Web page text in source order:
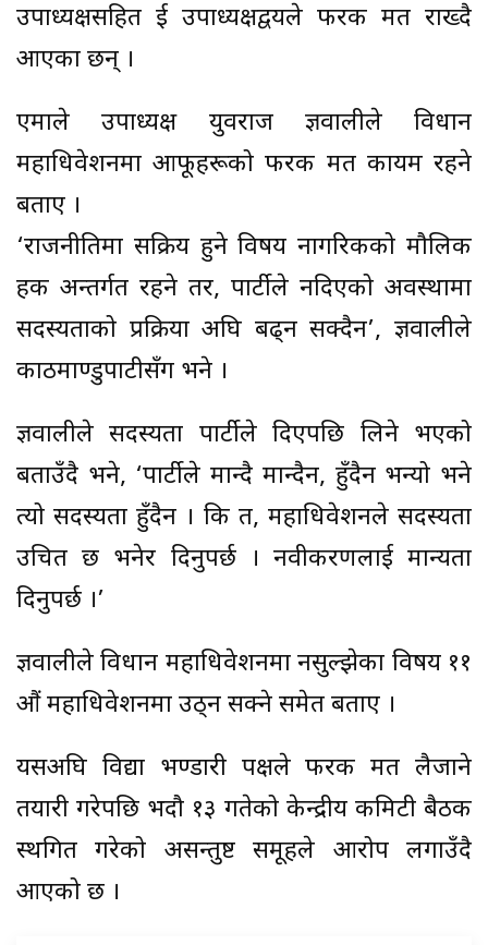
उपाध्यक्षसहित दुई उपाध्यक्षद्वयले फरक मत राख्दै
आएका छन् ।
एमाले उपाध्यक्ष युवराज ज्ञवालीले विधान
महाधिवेशनमा आफूहरूको फरक मत कायम रहने
बताए ।
‘राजनीतिमा सक्रिय हुने विषय नागरिकको मौलिक
हक अन्तर्गत रहने तर, पार्टीले नदिएको अवस्थामा
सदस्यताको प्रक्रिया अघि बढ्न सक्दैन’, ज्ञवालीले
काठमाण्डुपाटीसँग भने ।
ज्ञवालीले सदस्यता पार्टीले दिएपछि लिने भएको
बताउँदै भने, ‘पार्टीले मान्दै मान्दैन, हुँदैन भन्यो भने
त्यो सदस्यता हुँदैन । कि त, महाधिवेशनले सदस्यता
उचित छ भनेर दिनुपर्छ । नवीकरणलाई मान्यता
दिनुपर्छ ।’
ज्ञवालीले विधान महाधिवेशनमा नसुल्झेका विषय ११
औं महाधिवेशनमा उठ्न सक्ने समेत बताए ।
यसअघि विद्या भण्डारी पक्षले फरक मत लैजाने
तयारी गरेपछि भदौ १३ गतेको केन्द्रीय कमिटी बैठक
स्थगित गरेको असन्तुष्ट समूहले आरोप लगाउँदै
आएको छ ।